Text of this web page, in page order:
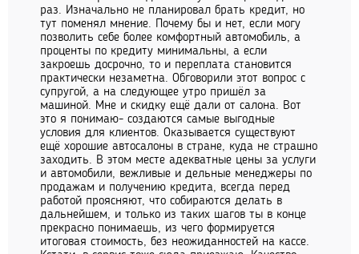
раз. Изначально не планировал брать кредит, но
тут поменял мнение. Почему бы и нет, если могу
позволить себе более комфортный автомобиль, а
проценты по кредиту минимальны, а если
закроешь досрочно, то и переплата становится
практически незаметна. Обговорили этот вопрос с
супругой, а на следующее утро пришёл за
машиной. Мне и скидку ещё дали от салона. Вот
это я понимаю- создаются самые выгодные
условия для клиентов. Оказывается существуют
ещё хорошие автосалоны в стране, куда не страшно
заходить. В этом месте адекватные цены за услуги
и автомобили, вежливые и дельные менеджеры по
продажам и получению кредита, всегда перед
работой проясняют, что собираются делать в
дальнейшем, и только из таких шагов ты в конце
прекрасно понимаешь, из чего формируется
итоговая стоимость, без неожиданностей на кассе.